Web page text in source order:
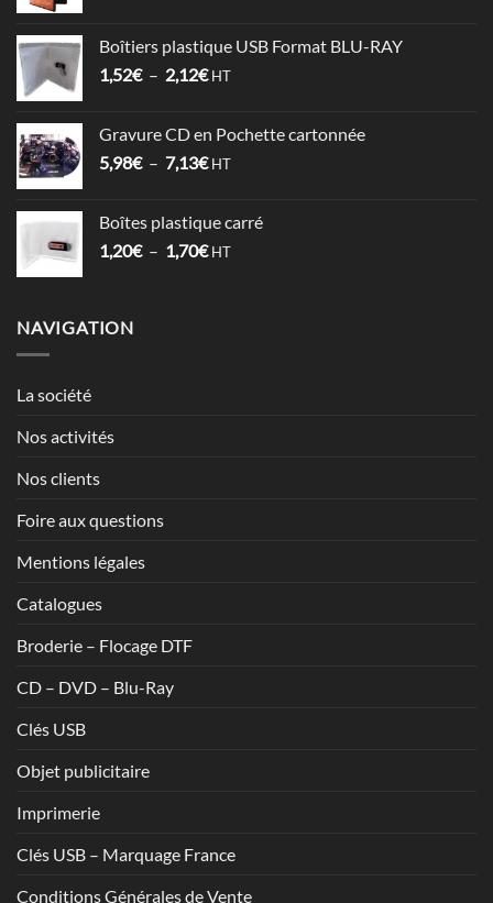
1,53€
à
Boîtiers plastique USB Format BLU-RAY
1,52€ – 2,12€Plage
1,52€
à
HT
Gravure CD en Pochette cartonnée
5,98€ – 7,13€Plage
5,98€
à
HT
Boîtes plastique carré
1,20€ – 1,70€Plage
HT
NAVIGATION
La société
Nos activités
Nos clients
Foire aux questions
Mentions légales
Catalogues
Broderie – Flocage DTF
CD – DVD – Blu-Ray
Clés USB
Objet publicitaire
Imprimerie
Clés USB – Marquage France
Conditions Générales de Vente